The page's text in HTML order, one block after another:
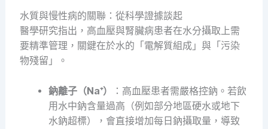
水質與慢性病的關聯：從科學證據談起
醫學研究指出，高血壓與腎臟病患者在水分攝取上需
要精準管理，關鍵在於水的「電解質組成」與「污染
物殘留」。
鈉離子（Na⁺）
：高血壓患者需嚴格控鈉。若飲
用水中鈉含量過高（例如部分地區硬水或地下
水鈉超標），會直接增加每日鈉攝取量，導致